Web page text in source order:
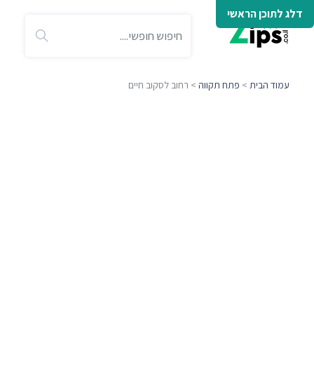
דלג לתוכן הראשי
עמוד הבית > פתח תקווה > רחוב לסקוב חיים